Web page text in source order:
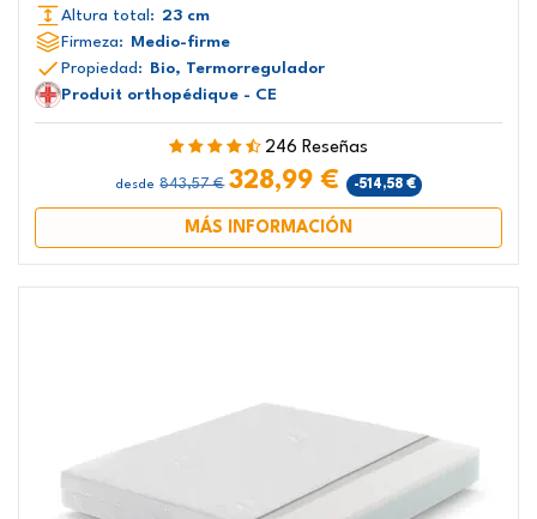
Altura total: 23 cm
Firmeza: Medio-firme
Propiedad: Bio, Termorregulador
Produit orthopédique - CE
246 Reseñas
desde 843,57 € 328,99 € -514,58 €
MÁS INFORMACIÓN